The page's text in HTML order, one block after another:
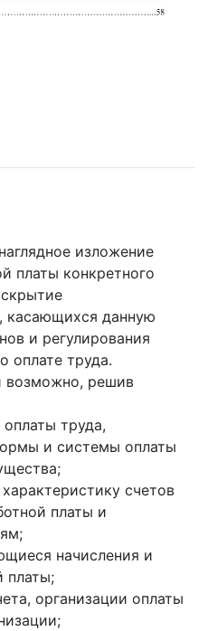
изложение
платы конкретного
касающихся данную
и регулирования
оплате труда.
возможно, решив
труда,
и системы оплаты
счетов
платы и
начисления и
платы;
организации оплаты